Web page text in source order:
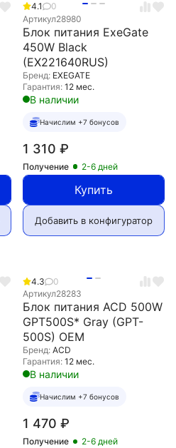
4.1
0
Артикул28980
Блок питания ExeGate
450W Black
(EX221640RUS)
Бренд: EXEGATE
Гарантия: 12 мес.
В наличии
Начислим +7 бонусов
1 310 ₽
Получение 2-6 дней
Купить
Добавить в конфигуратор
4.3
0
Артикул28283
Блок питания ACD 500W
GPT500S* Gray (GPT-
500S) OEM
Бренд: ACD
Гарантия: 12 мес.
В наличии
Начислим +7 бонусов
1 470 ₽
Получение 2-6 дней